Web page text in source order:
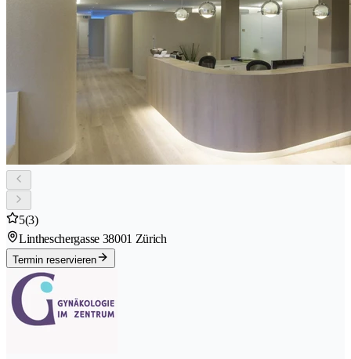
5(3)
Lintheschergasse 38001 Zürich
Termin reservieren